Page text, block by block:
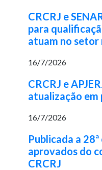
CRCRJ e
para
atuam no setor
16/7/2026
CRCRJ e
atualização
16/7/2026
Publicada a
aprovados do
CRCRJ